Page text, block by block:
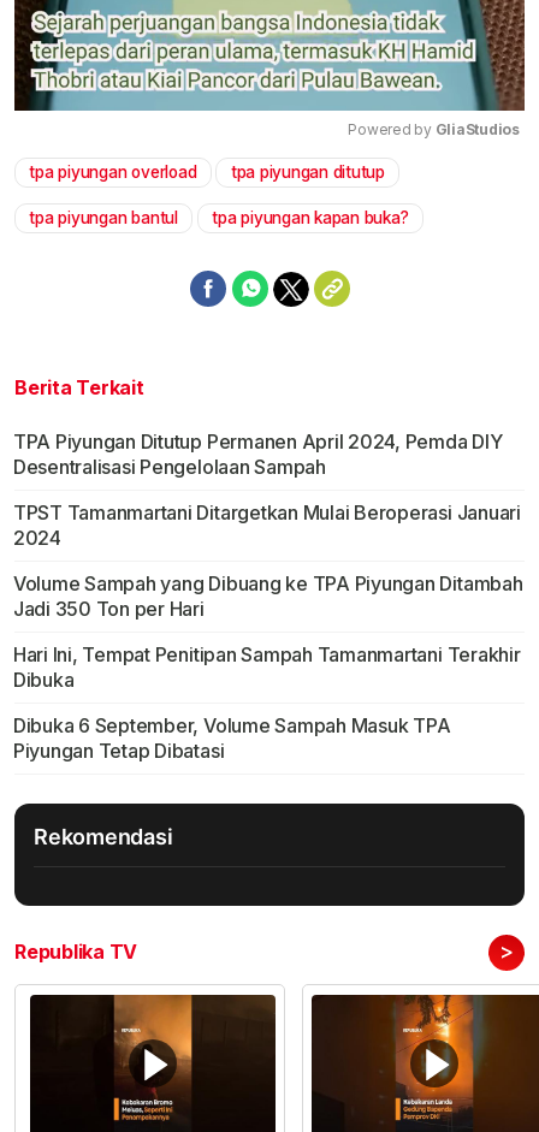
Powered by GliaStudios
tpa piyungan overload tpa piyungan ditutup
tpa piyungan bantul tpa piyungan kapan buka?
Berita Terkait
TPA Piyungan Ditutup Permanen April 2024, Pemda DIY
Desentralisasi Pengelolaan Sampah
TPST Tamanmartani Ditargetkan Mulai Beroperasi Januari
2024
Volume Sampah yang Dibuang ke TPA Piyungan Ditambah
Jadi 350 Ton per Hari
Hari Ini, Tempat Penitipan Sampah Tamanmartani Terakhir
Dibuka
Dibuka 6 September, Volume Sampah Masuk TPA
Piyungan Tetap Dibatasi
Rekomendasi
Republika TV >